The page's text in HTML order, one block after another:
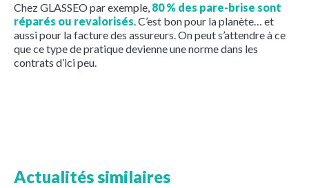
Chez GLASSEO par exemple, 80 % des pare-brise sont
réparés ou revalorisés. C’est bon pour la planète… et
aussi pour la facture des assureurs. On peut s’attendre à ce
que ce type de pratique devienne une norme dans les
contrats d’ici peu.
Actualités similaires